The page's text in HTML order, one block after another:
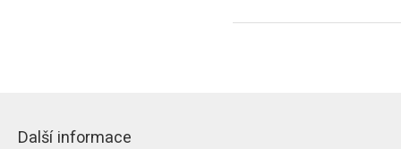
Další informace